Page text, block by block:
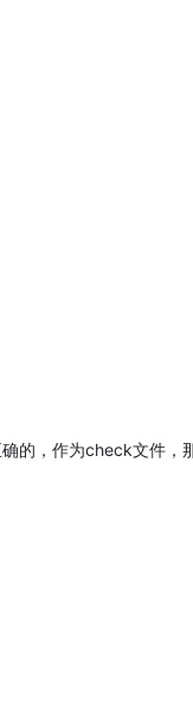
的，作为check文件，